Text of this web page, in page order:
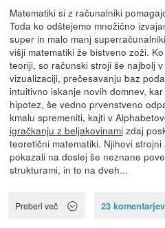
Matematiki si z računalniki
Toda ko odštejemo množično
super in malo manj
višji matematiki že bistveno zoži.
teoriji, so računski stroji še najbolj
vizualizaciji, prečesavanju baz
intuitivno iskanje novih domnev,
hipotez, še vedno prvenstveno
kmalu spremeniti, kajti v
igračkanju z beljakovinamizdaj
teoretični matematiki. Njihovi
pokazali na doslej še neznane
strukturami, in to na dveh...
Preberi več 23 komentarjev